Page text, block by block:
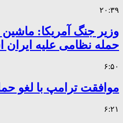
۲۰:۳۹
وزیر جنگ آمریکا: ماشین
حمله نظامی علیه
۶:۵۰
موافقت ترامپ با لغو
۶:۲۱